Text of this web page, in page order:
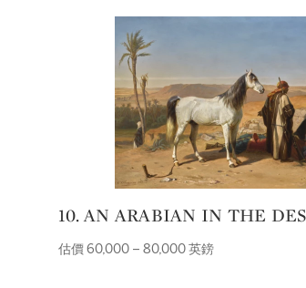
10. AN ARABIAN IN THE
估價 60,000 – 80,000 英鎊